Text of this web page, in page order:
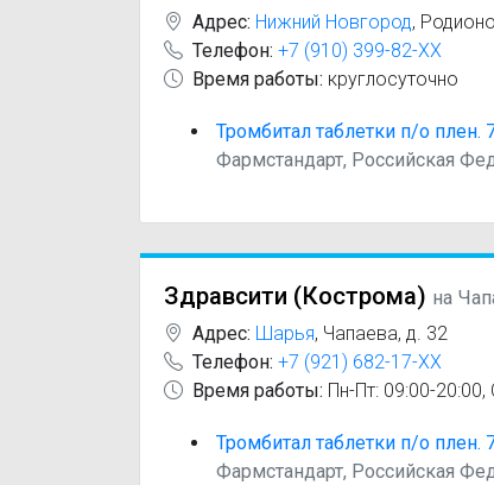
Адрес: Нижний Новгород,
Телефон: +7 (910) 399-82-XX
Время работы: круглосуточно
Тромбитал таблетки п/о плен.
Фармстандарт, Российская
Здравсити (Кострома) на
Адрес: Шарья, Чапаева, д. 32
Телефон: +7 (921) 682-17-XX
Время работы: Пн-Пт: 09:00-
Тромбитал таблетки п/о плен.
Фармстандарт, Российская